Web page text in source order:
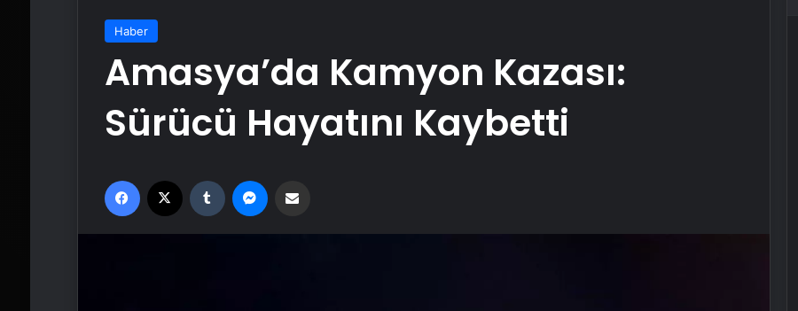
Haber
Amasya’da Kamyon Kazası:
Sürücü Hayatını Kaybetti
Facebook Tumblr